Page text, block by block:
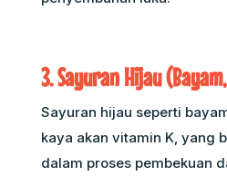
3. Sayuran Hijau
Sayuran hijau seperti
kaya akan vitamin K, yang
dalam proses pembekuan